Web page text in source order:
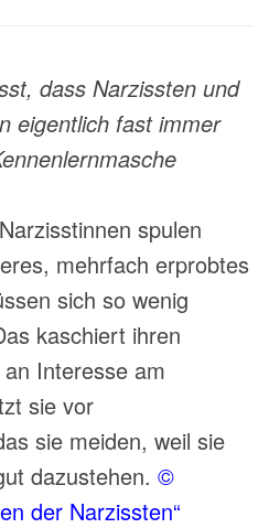
dass Narzissten und
eigentlich fast immer
spulen
mehrfach erprobtes
sich so wenig
kaschiert ihren
Interesse am
sie vor
sie meiden, weil sie
dazustehen. ©
der Narzissten“